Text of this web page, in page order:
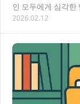
인 모두에게 심각한
침해 판단 기준을 정
2026.02.12